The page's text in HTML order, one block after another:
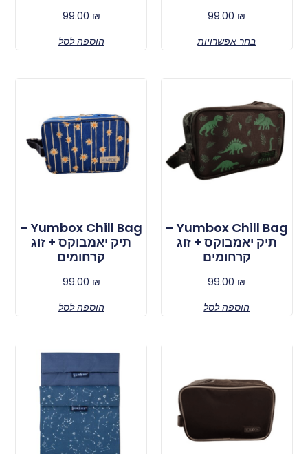
99.00 ₪
בחר אפשרויות
99.00 ₪
הוספה לסל
Yumbox Chill Bag –
תיק יאמבוקס + זוג
קרחומים
99.00 ₪
הוספה לסל
Yumbox Chill Bag –
תיק יאמבוקס + זוג
קרחומים
99.00 ₪
הוספה לסל